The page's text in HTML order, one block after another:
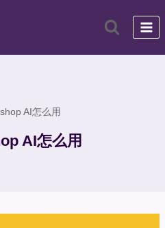
AI怎么用
AI怎么用